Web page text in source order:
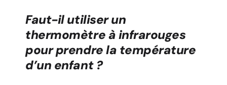
Faut-il utiliser un
thermomètre à infrarouges
pour prendre la température
d’un enfant ?